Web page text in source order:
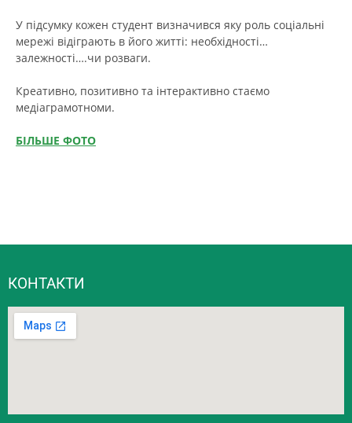
У підсумку кожен студент визначився яку роль соціальні
мережі відіграють в його житті: необхідності…
залежності….чи розваги.
Креативно, позитивно та інтерактивно стаємо
медіаграмотноми.
БІЛЬШЕ ФОТО
КОНТАКТИ